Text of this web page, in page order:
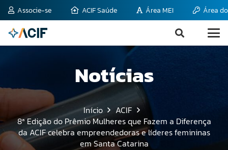
Associe-se ACIF Saúde Área MEI Área
Notícias
Início
ACIF
8ª Edição do Prêmio Mulheres que Fazem a Diferença
da ACIF celebra empreendedoras e líderes femininas
em Santa Catarina